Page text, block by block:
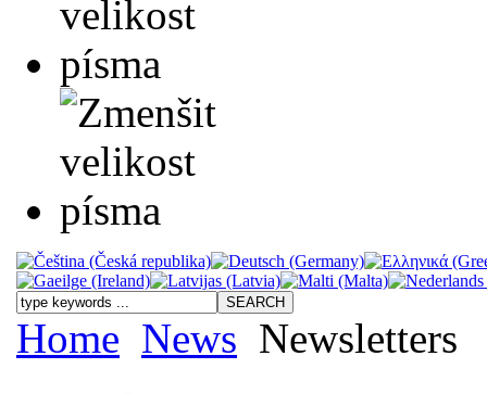
Home News Newsletters